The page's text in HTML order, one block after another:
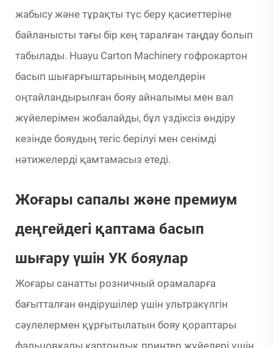
жабысу және тұрақты түс беру қасиеттеріне
байланысты тағы бір кең таралған таңдау болып
табылады. Huayu Carton Machinery гофрокартон
басып шығарғыштарының моделдерін
оңтайландырылған бояу айналымы мен вал
жүйелерімен жобалайды, бұл үздіксіз өндіру
кезінде бояудың тегіс берілуі мен сенімді
нәтижелерді қамтамасыз етеді.
Жоғары сапалы және премиум
деңгейдегі қаптама басып
шығару үшін УК бояулар
Жоғары санатты розничный орамаларға
бағытталған өндірушілер үшін ультракүлгін
сәулелермен құрғытылатын бояу қораптары
фальцовкалы картондық принтер жүйелері үшін